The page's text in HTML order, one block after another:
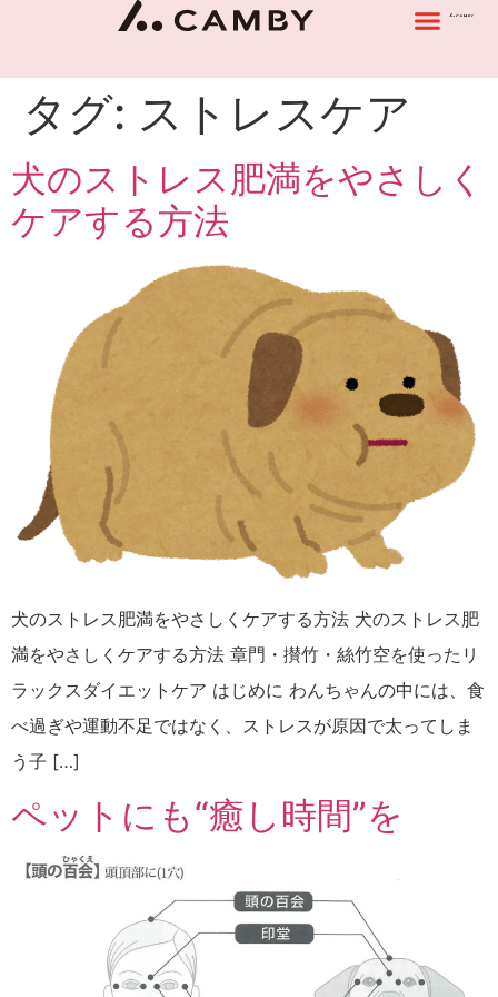
タグ: ストレスケア
犬のストレス肥満をやさしく
ケアする方法
犬のストレス肥満をやさしくケアする方法 犬のストレス肥
満をやさしくケアする方法 章門・攅竹・絲竹空を使ったリ
ラックスダイエットケア はじめに わんちゃんの中には、食
べ過ぎや運動不足ではなく、ストレスが原因で太ってしま
う子 […]
ペットにも“癒し時間”を